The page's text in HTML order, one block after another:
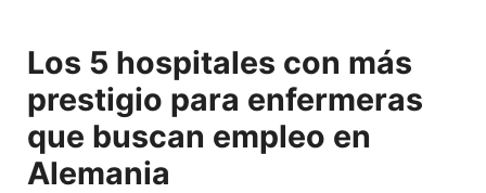
Los 5 hospitales con más
prestigio para enfermeras
que buscan empleo en
Alemania